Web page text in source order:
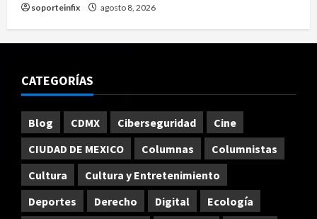
soporteinfix agosto 8, 2026
CATEGORÍAS
Blog CDMX Ciberseguridad
Cine
CIUDAD DE MEXICO
Columnas
Columnistas
Cultura
Cultura y Entretenimiento
Deportes
Derecho Digital
Ecología